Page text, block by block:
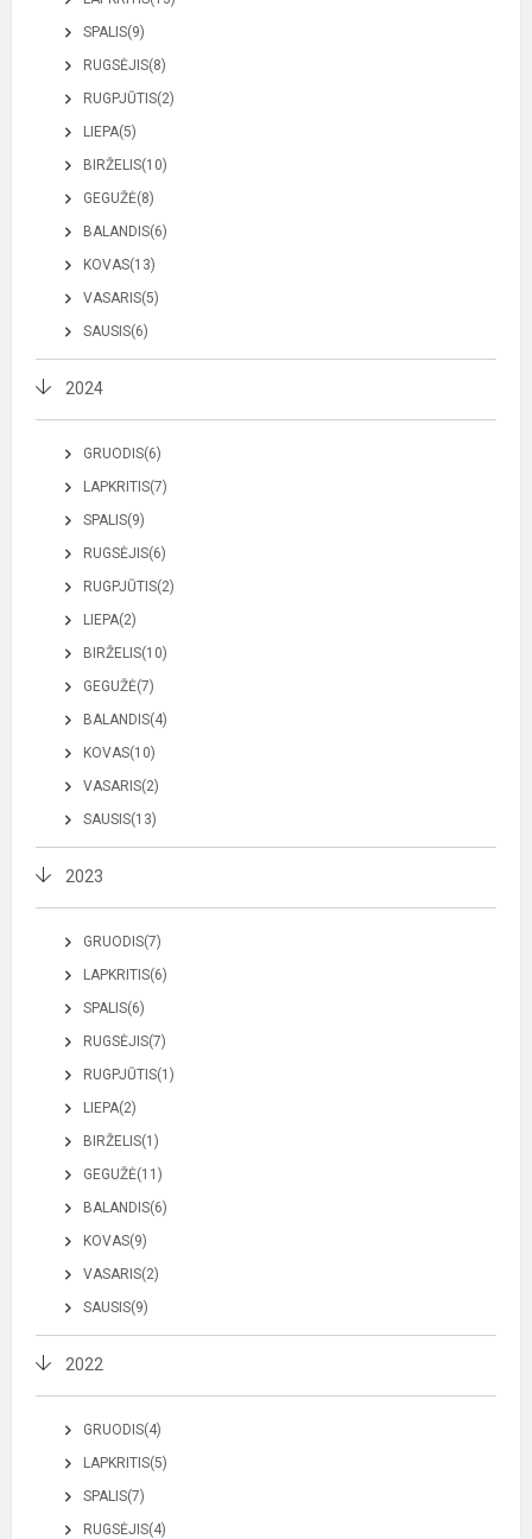
SPALIS(9)
RUGSĖJIS(8)
RUGPJŪTIS(2)
LIEPA(5)
BIRŽELIS(10)
GEGUŽĖ(8)
BALANDIS(6)
KOVAS(13)
VASARIS(5)
SAUSIS(6)
2024
GRUODIS(6)
LAPKRITIS(7)
SPALIS(9)
RUGSĖJIS(6)
RUGPJŪTIS(2)
LIEPA(2)
BIRŽELIS(10)
GEGUŽĖ(7)
BALANDIS(4)
KOVAS(10)
VASARIS(2)
SAUSIS(13)
2023
GRUODIS(7)
LAPKRITIS(6)
SPALIS(6)
RUGSĖJIS(7)
RUGPJŪTIS(1)
LIEPA(2)
BIRŽELIS(1)
GEGUŽĖ(11)
BALANDIS(6)
KOVAS(9)
VASARIS(2)
SAUSIS(9)
2022
GRUODIS(4)
LAPKRITIS(5)
SPALIS(7)
RUGSĖJIS(4)